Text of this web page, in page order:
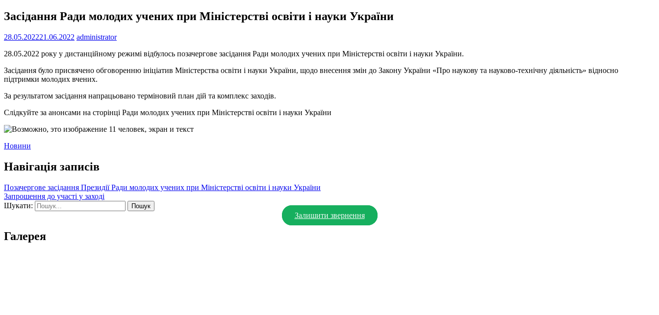
Засідання Ради молодих учених при Міністерстві освіти і науки України
28.05.202221.06.2022 administrator
28.05.2022 року у дистанційному режимі відбулось позачергове засідання Ради молодих учених при Міністерстві освіти і науки України.
Засідання було присвячено обговоренню ініціатив Міністерства освіти і науки України, щодо внесення змін до Закону України «Про наукову та науково-технічну діяльність» відносно
підтримки молодих вчених.
За результатом засідання напрацьовано терміновий план дій та комплекс заходів.
Слідкуйте за анонсами на сторінці Ради молодих учених при Міністерстві освіти і науки України
Новини
Навігація записів
Позачергове засідання Президії Ради молодих учених при Міністерстві освіти і науки України
Запрошення до участі у заході
Шукати:
Залишити звернення
Галерея